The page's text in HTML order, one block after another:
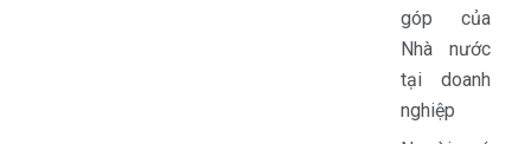
góp của
Nhà nước
tại doanh
nghiệp